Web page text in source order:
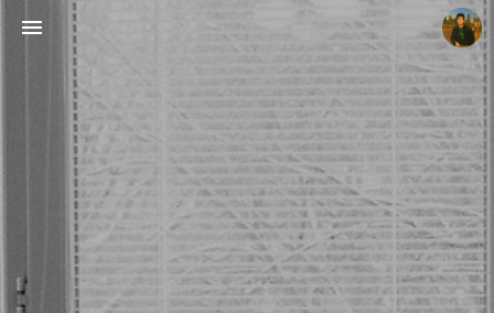
빛으로 쓴 편지
mistyfriday